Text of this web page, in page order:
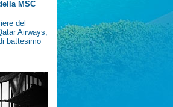
MSC
del
Airways,
battesimo